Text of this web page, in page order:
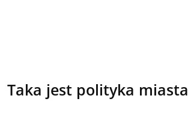
Taka jest polityka miasta